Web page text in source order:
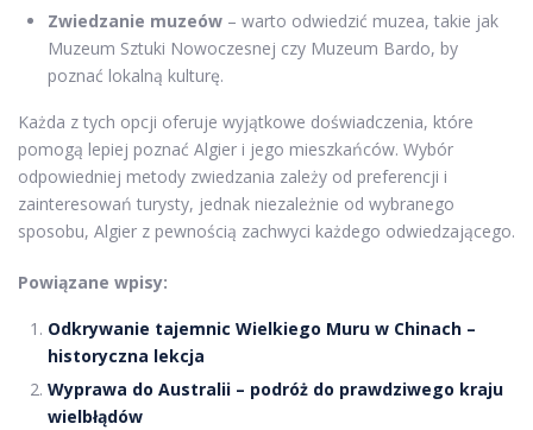
Zwiedzanie muzeów – warto odwiedzić muzea, takie jak
Muzeum Sztuki Nowoczesnej czy Muzeum Bardo, by
poznać lokalną kulturę.
Każda z tych opcji oferuje wyjątkowe doświadczenia, które
pomogą lepiej poznać Algier i jego mieszkańców. Wybór
odpowiedniej metody zwiedzania zależy od preferencji i
zainteresowań turysty, jednak niezależnie od wybranego
sposobu, Algier z pewnością zachwyci każdego odwiedzającego.
Powiązane wpisy:
Odkrywanie tajemnic Wielkiego Muru w Chinach –
historyczna lekcja
Wyprawa do Australii – podróż do prawdziwego kraju
wielbłądów